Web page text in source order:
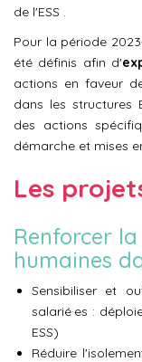
de l'ESS .
Pour la période
été définis afin d'
actions en faveur
dans les structures
des actions
démarche et mises
Les
Renforcer
humaines
Sensibiliser et
salarié·es :
ESS)
Réduire